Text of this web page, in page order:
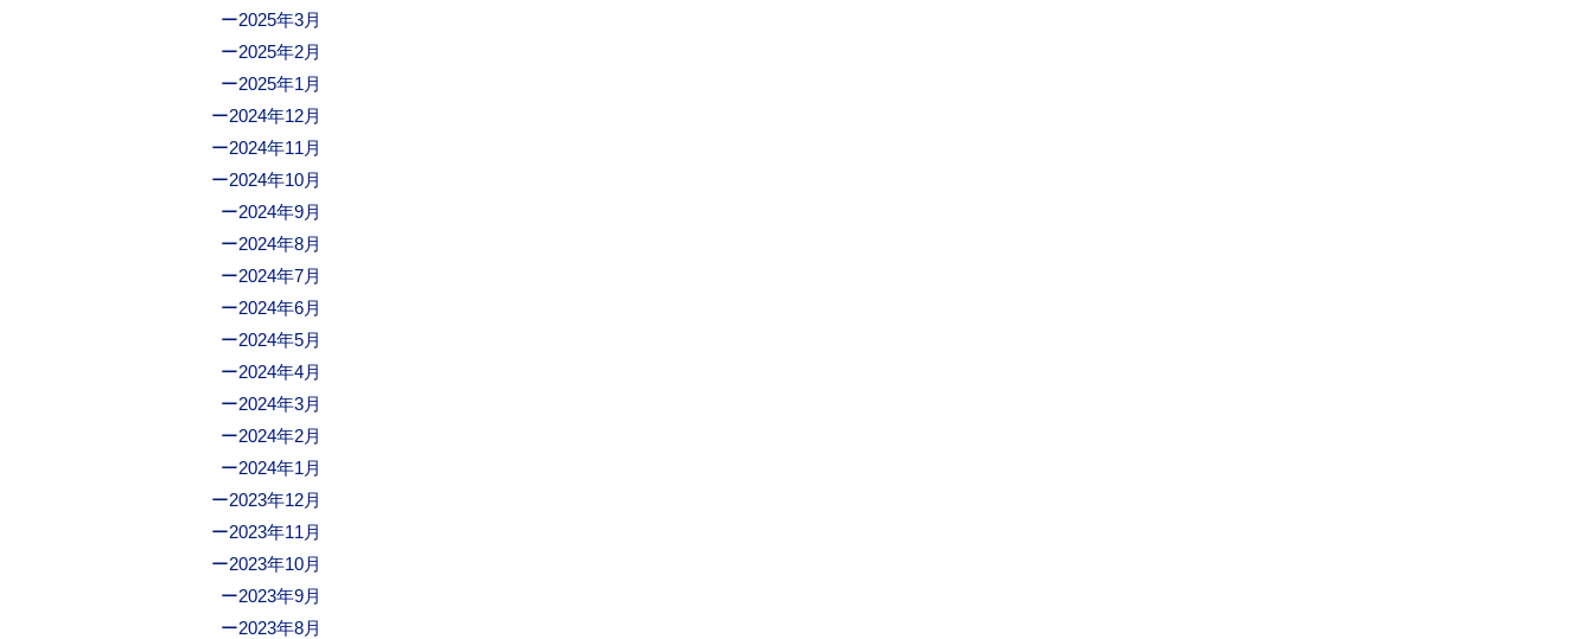
2025年3月
2025年2月
2025年1月
2024年12月
2024年11月
2024年10月
2024年9月
2024年8月
2024年7月
2024年6月
2024年5月
2024年4月
2024年3月
2024年2月
2024年1月
2023年12月
2023年11月
2023年10月
2023年9月
2023年8月